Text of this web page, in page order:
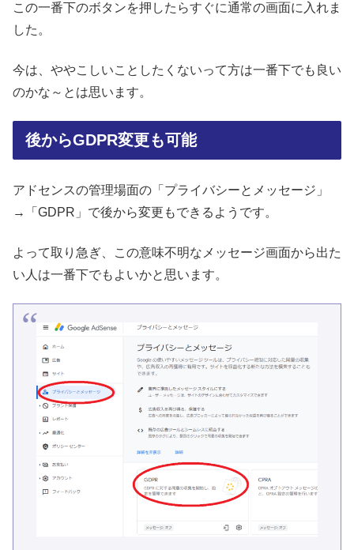
この一番下のボタンを押したらすぐに通常の画面に入れま
した。
今は、ややこしいことしたくないって方は一番下でも良い
のかな～とは思います。
後からGDPR変更も可能
アドセンスの管理場面の「プライバシーとメッセージ」
→「GDPR」で後から変更もできるようです。
よって取り急ぎ、この意味不明なメッセージ画面から出た
い人は一番下でもよいかと思います。